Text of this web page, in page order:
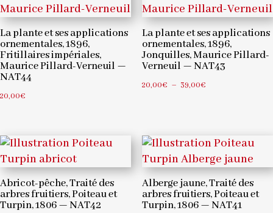
La plante et ses applications
ornementales, 1896,
Fritillaires impériales,
Maurice Pillard-Verneuil —
NAT44
20,00€
La plante et ses applications
ornementales, 1896,
Jonquilles, Maurice Pillard-
Verneuil — NAT43
20,00€ – 39,00€Plage
à
39,00€
Abricot-pêche, Traité des
arbres fruitiers, Poiteau et
Turpin, 1806 — NAT42
Alberge jaune, Traité des
arbres fruitiers, Poiteau et
Turpin, 1806 — NAT41